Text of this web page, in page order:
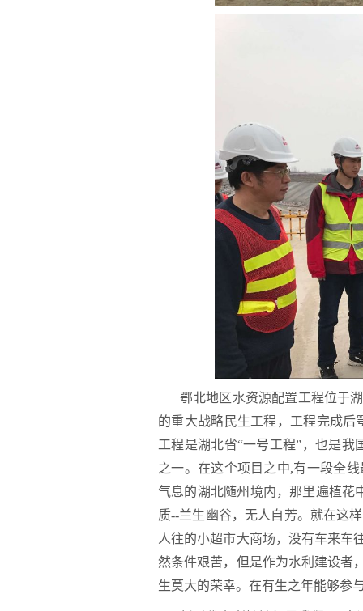
鄂北地区水资源配置工程位于
的重大战略民生工程，工程完成后
工程是湖北省“一号工程”，也是
之一。在这个项目之中,有一段全
气息的湖北随州境内，那里遍植花
质--兰生幽谷，无人自芳。就在这
人往的小超市大商场，没有车来车
然条件艰苦，但是作为水利建设者
生莫大的荣幸。在有生之年能够参